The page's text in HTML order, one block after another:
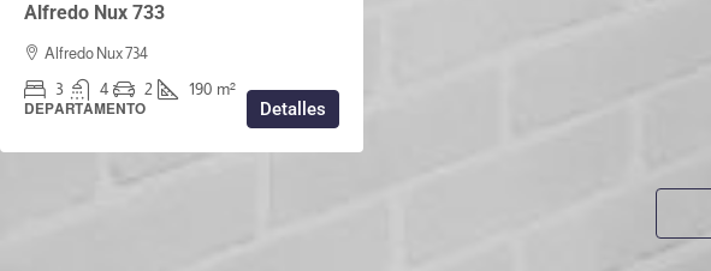
Alfredo Nux 733
Alfredo Nux 734
3 4 2 190 m²
DEPARTAMENTO Detalles